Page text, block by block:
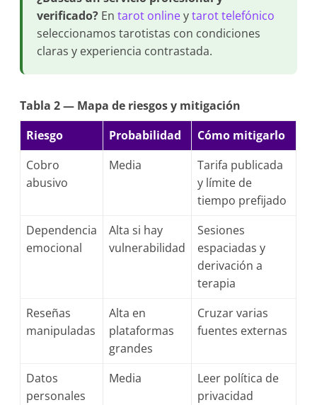
verificado? Entarot onlineytarot telefónico
seleccionamos tarotistas con condiciones
claras y experiencia contrastada.
Tabla 2 — Mapa de riesgos y mitigación
Riesgo
Probabilidad
Cómo mitigarlo
Cobro
abusivo
Media
Tarifa publicada
y límite de
tiempo prefijado
Dependencia
emocional
Alta si hay
vulnerabilidad
Sesiones
espaciadas y
derivación a
terapia
Reseñas
manipuladas
Alta en
plataformas
grandes
Cruzar varias
fuentes externas
Datos
personales
Media
Leer política de
privacidad